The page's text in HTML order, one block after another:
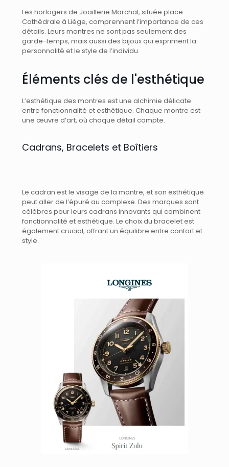
Les horlogers de Joaillerie Marchal, située place
Cathédrale à Liège, comprennent l’importance de ces
détails. Leurs montres ne sont pas seulement des
garde-temps, mais aussi des bijoux qui expriment la
personnalité et le style de l’individu.
Éléments clés de l'esthétique
L’esthétique des montres est une alchimie délicate
entre fonctionnalité et esthétique. Chaque montre est
une œuvre d’art, où chaque détail compte.
Cadrans, Bracelets et Boîtiers
Le cadran est le visage de la montre, et son esthétique
peut aller de l’épuré au complexe. Des marques sont
célèbres pour leurs cadrans innovants qui combinent
fonctionnalité et esthétique. Le choix du bracelet est
également crucial, offrant un équilibre entre confort et
style.